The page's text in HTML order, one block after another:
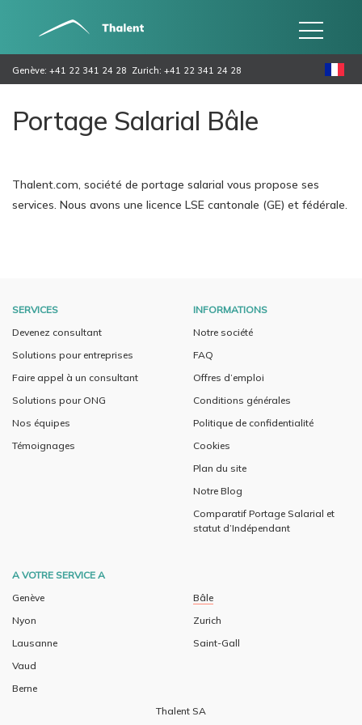
Genève: +41 22 341 24 28 Zurich: +41 22 341 24 28
Portage Salarial Bâle
Thalent.com, société de portage salarial vous propose ses
services. Nous avons une licence LSE cantonale (GE) et fédérale.
SERVICES
Devenez consultant
Solutions pour entreprises
Faire appel à un consultant
Solutions pour ONG
Nos équipes
Témoignages
INFORMATIONS
Notre société
FAQ
Offres d’emploi
Conditions générales
Politique de confidentialité
Cookies
Plan du site
Notre Blog
Comparatif Portage Salarial et
statut d’Indépendant
A VOTRE SERVICE A
Genève
Nyon
Lausanne
Vaud
Berne
Bâle
Zurich
Saint-Gall
Thalent SA